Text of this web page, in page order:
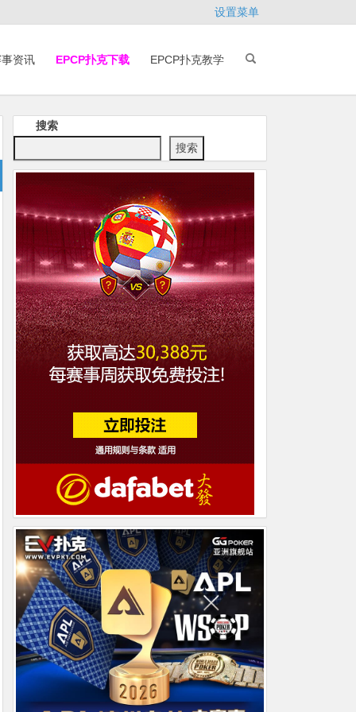
设置菜单
资讯 EPCP扑克下载 EPCP扑克教学
搜索
搜索